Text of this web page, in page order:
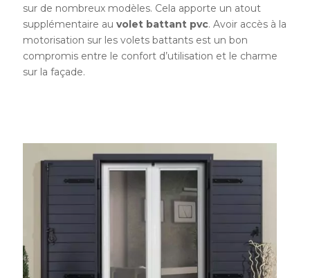
sur de nombreux modèles. Cela apporte un atout
supplémentaire au volet battant pvc. Avoir accès à la
motorisation sur les volets battants est un bon
compromis entre le confort d’utilisation et le charme
sur la façade.